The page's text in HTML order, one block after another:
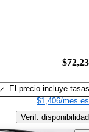
El precio incluye tasas
$1,406/mes
Verif. disponibilidad